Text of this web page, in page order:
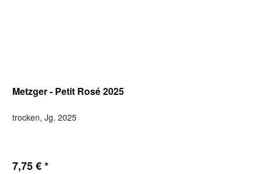
Metzger - Petit Rosé 2025
trocken, Jg. 2025
7,75 € *